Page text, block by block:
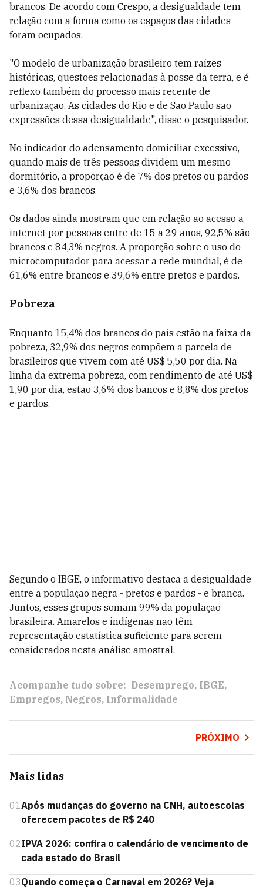
brancos. De acordo com Crespo, a desigualdade tem
relação com a forma como os espaços das cidades
foram ocupados.
"O modelo de urbanização brasileiro tem raízes
históricas, questões relacionadas à posse da terra, e é
reflexo também do processo mais recente de
urbanização. As cidades do Rio e de São Paulo são
expressões dessa desigualdade", disse o pesquisador.
No indicador do adensamento domiciliar excessivo,
quando mais de três pessoas dividem um mesmo
dormitório, a proporção é de 7% dos pretos ou pardos
e 3,6% dos brancos.
Os dados ainda mostram que em relação ao acesso a
internet por pessoas entre de 15 a 29 anos, 92,5% são
brancos e 84,3% negros. A proporção sobre o uso do
microcomputador para acessar a rede mundial, é de
61,6% entre brancos e 39,6% entre pretos e pardos.
Pobreza
Enquanto 15,4% dos brancos do país estão na faixa da
pobreza, 32,9% dos negros compõem a parcela de
brasileiros que vivem com até US$ 5,50 por dia. Na
linha da extrema pobreza, com rendimento de até US$
1,90 por dia, estão 3,6% dos bancos e 8,8% dos pretos
e pardos.
Segundo o IBGE, o informativo destaca a desigualdade
entre a população negra - pretos e pardos - e branca.
Juntos, esses grupos somam 99% da população
brasileira. Amarelos e indígenas não têm
representação estatística suficiente para serem
considerados nesta análise amostral.
Acompanhe tudo sobre: Desemprego IBGE
Empregos Negros Informalidade
PRÓXIMO
Mais lidas
01Após mudanças do governo na CNH, autoescolas
oferecem pacotes de R$ 240
02IPVA 2026: confira o calendário de vencimento de
cada estado do Brasil
03Quando começa o Carnaval em 2026? Veja